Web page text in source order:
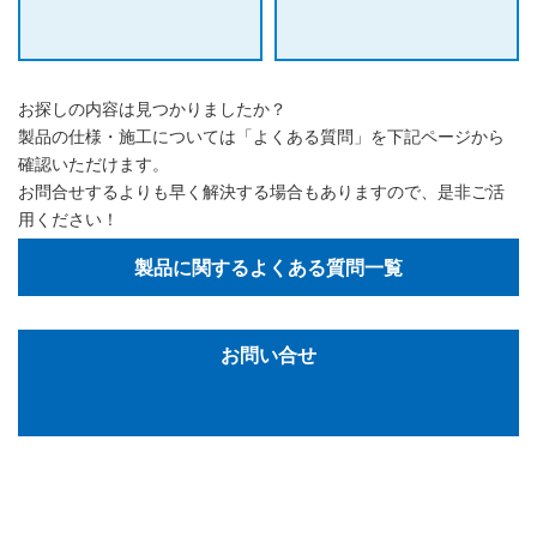
お探しの内容は見つかりましたか？
製品の仕様・施工については「よくある質問」を下記ページから
確認いただけます。
お問合せするよりも早く解決する場合もありますので、是非ご活
用ください！
製品に関するよくある質問一覧
お問い合せ